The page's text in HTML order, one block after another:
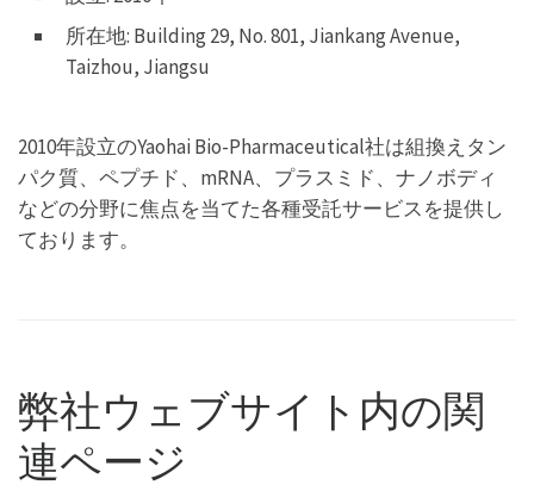
所在地: Building 29, No. 801, Jiankang Avenue,
Taizhou, Jiangsu
2010年設立のYaohai Bio-Pharmaceutical社は組換えタン
パク質、ペプチド、mRNA、プラスミド、ナノボディ
などの分野に焦点を当てた各種受託サービスを提供し
ております。
弊社ウェブサイト内の関
連ページ